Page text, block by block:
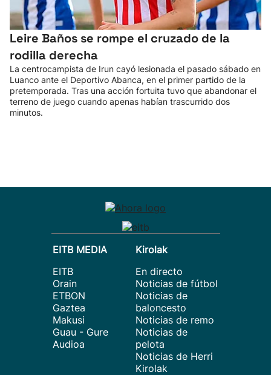
Leire Baños se rompe el cruzado de la
rodilla derecha
La centrocampista de Irun cayó lesionada el pasado sábado en
Luanco ante el Deportivo Abanca, en el primer partido de la
pretemporada. Tras una acción fortuita tuvo que abandonar el
terreno de juego cuando apenas habían trascurrido dos
minutos.
EITB MEDIA
EITB
Orain
ETBON
Gaztea
Makusi
Guau - Gure
Audioa
Kirolak
En directo
Noticias de fútbol
Noticias de
baloncesto
Noticias de remo
Noticias de
pelota
Noticias de Herri
Kirolak